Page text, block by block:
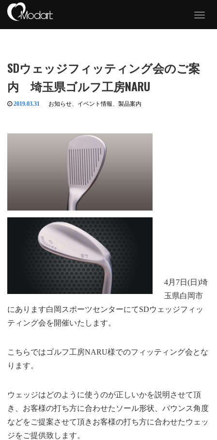
T
n
a
SDウェッジフィッティング会のご案
内 埼玉県ゴルフ工房NARU
2019.03.31 お知らせ、 イベント情報、 製品案内
4月7日(日)埼
玉県白岡市
にあります白岡スポーツセンターにてSDウェッジフィッ
ティング会を開催いたします。
こちらではゴルフ工房NARU様でのフィッティング会とな
ります。
ウェッジはどのように使うのが正しいかを説明させて頂
き、お客様の打ち方に合わせたソール形状、バウンス角度
などをご提案させて頂きお客様の打ち方に合わせたウェッ
ジをご提供致します。